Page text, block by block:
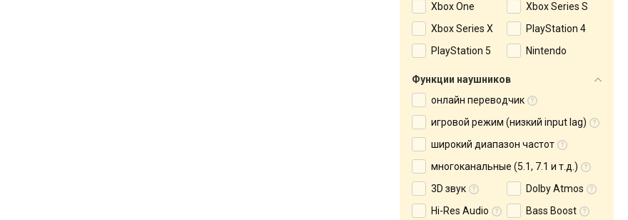
Xbox One
Xbox Series S
Xbox Series X
PlayStation 4
PlayStation 5
Nintendo
Функции наушников
онлайн переводчик
игровой режим (низкий input lag)
широкий диапазон частот
многоканальные (5.1, 7.1 и т.д.)
3D звук
Dolby Atmos
Hi-Res Audio
Bass Boost